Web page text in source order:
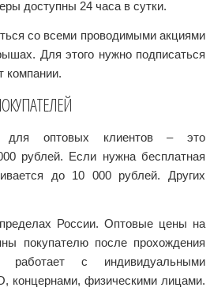
доступны 24 часа в сутки.
со всеми проводимыми акциями
Для этого нужно подписаться
компании.
для оптовых клиентов – это
рублей. Если нужна бесплатная
до 10 000 рублей. Других
России. Оптовые цены на
покупателю после прохождения
работает с индивидуальными
концернами, физическими лицами.